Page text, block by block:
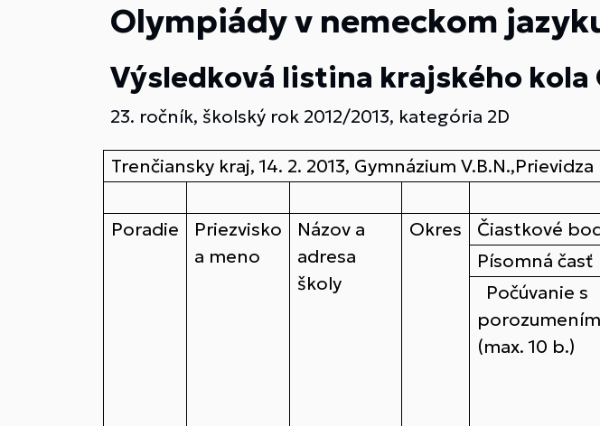
Olympiády v nemeckom
Výsledková listina krajského
23. ročník, školský rok 2012/2013, kategória 2D
Trenčiansky kraj, 14. 2. 2013, Gymnázium V.B.N.,Prievidza
Poradie
Priezvisko
a meno
Názov a
adresa
školy
Okres Čiastkové
Písomná časť
Počúvanie s
porozumením
(max. 10 b.)